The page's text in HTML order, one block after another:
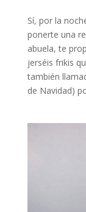
Sí, por la
ponerte una
abuela, te
jerséis frikis
también
de Navidad)